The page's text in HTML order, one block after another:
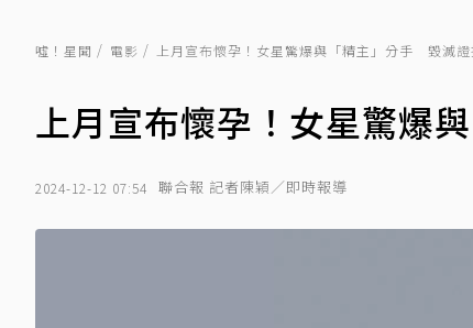
噓！星聞 電影 上月宣布懷孕！女星驚爆與「精主」分手 毀滅
上月宣布懷孕！女星驚爆
2024-12-12 07:54 聯合報 記者陳穎／即時報導